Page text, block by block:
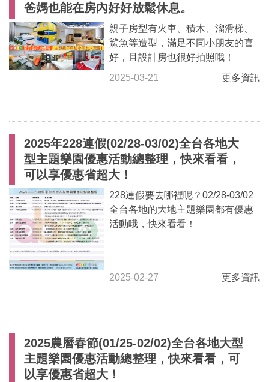
爸媽也能在房內好好放鬆休息。
親子房型有火車、積木、溜滑梯、
鯊魚等造型，滿足不同小朋友的喜
好，且設計房也很好拍照哦！
更多資訊
2025-03-21
2025年228連假(02/28-03/02)全台各地大
型主題樂園優惠活動總整理，快來看看，
可以享優惠省超大！
228連假要去哪裡呢？02/28-03/02
全台各地的大地主題樂園都有優惠
活動哦，快來看看！
更多資訊
2025-02-27
2025農曆春節(01/25-02/02)全台各地大型
主題樂園優惠活動總整理，快來看看，可
以享優惠省超大！